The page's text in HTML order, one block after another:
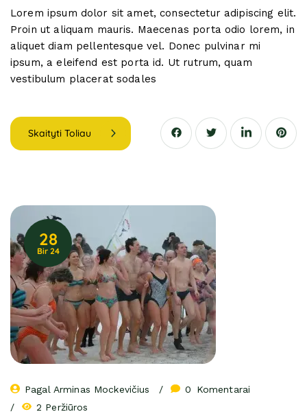
Lorem ipsum dolor sit amet, consectetur adipiscing elit.
Proin ut aliquam mauris. Maecenas porta odio lorem, in
aliquet diam pellentesque vel. Donec pulvinar mi
ipsum, a eleifend est porta id. Ut rutrum, quam
vestibulum placerat sodales
Skaityti Toliau
28
Bir 24
Pagal Arminas Mockevičius 0
Komentarai
2 Peržiūros